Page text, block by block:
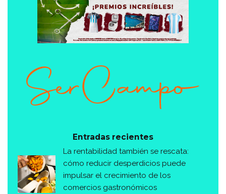
Entradas recientes
La rentabilidad también se rescata:
cómo reducir desperdicios puede
impulsar el crecimiento de los
comercios gastronómicos